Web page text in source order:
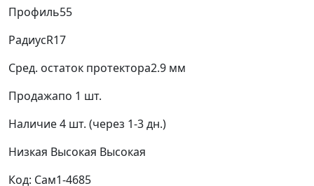
Профиль55
РадиусR17
Сред. остаток протектора2.9 мм
Продажапо 1 шт.
Наличие4 шт. (через 1-3 дн.)
Низкая Высокая Высокая
Код: Сам1-4685